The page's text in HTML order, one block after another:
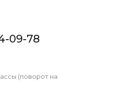
09-78
(поворот на